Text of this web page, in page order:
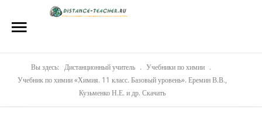
Репетиторы
Вы здесь: Дистанционный учитель . Учебники по химии
.
Учебник по химии «Химия. 11 класс. Базовый уровень». Еремин В.В.,
Кузьменко Н.Е. и др. Скачать